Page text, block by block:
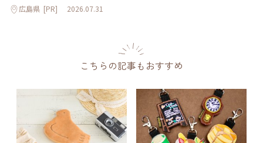
広島県 [PR] 2026.07.31
こちらの記事もおすすめ